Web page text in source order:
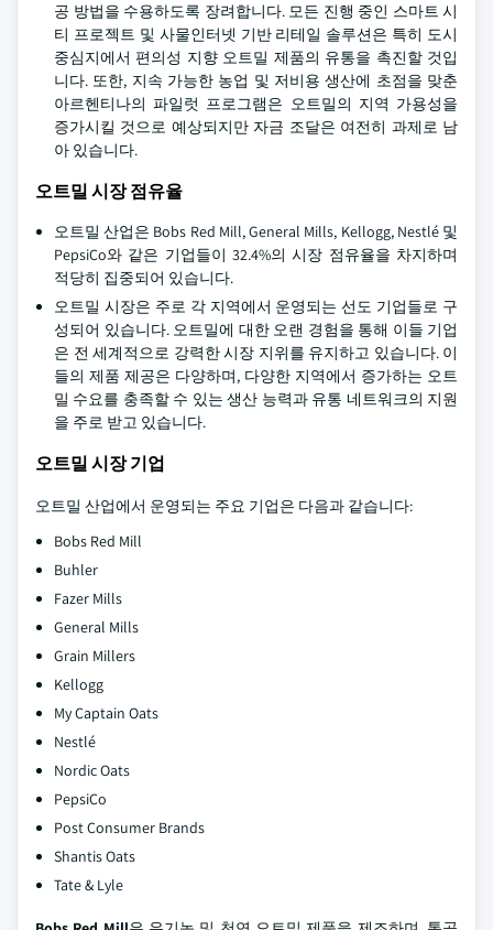
공 방법을 수용하도록 장려합니다. 모든 진행 중인 스마트 시
티 프로젝트 및 사물인터넷 기반 리테일 솔루션은 특히 도시
중심지에서 편의성 지향 오트밀 제품의 유통을 촉진할 것입
니다. 또한, 지속 가능한 농업 및 저비용 생산에 초점을 맞춘
아르헨티나의 파일럿 프로그램은 오트밀의 지역 가용성을
증가시킬 것으로 예상되지만 자금 조달은 여전히 과제로 남
아 있습니다.
오트밀 시장 점유율
오트밀 산업은 Bobs Red Mill, General Mills, Kellogg, Nestlé 및
PepsiCo와 같은 기업들이 32.4%의 시장 점유율을 차지하며
적당히 집중되어 있습니다.
오트밀 시장은 주로 각 지역에서 운영되는 선도 기업들로 구
성되어 있습니다. 오트밀에 대한 오랜 경험을 통해 이들 기업
은 전 세계적으로 강력한 시장 지위를 유지하고 있습니다. 이
들의 제품 제공은 다양하며, 다양한 지역에서 증가하는 오트
밀 수요를 충족할 수 있는 생산 능력과 유통 네트워크의 지원
을 주로 받고 있습니다.
오트밀 시장 기업
오트밀 산업에서 운영되는 주요 기업은 다음과 같습니다:
Bobs Red Mill
Buhler
Fazer Mills
General Mills
Grain Millers
Kellogg
My Captain Oats
Nestlé
Nordic Oats
PepsiCo
Post Consumer Brands
Shantis Oats
Tate & Lyle